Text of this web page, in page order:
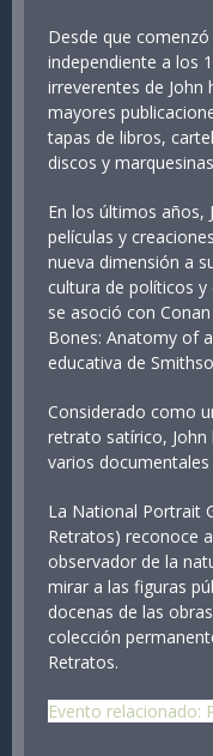
Desde que
independiente a los
irreverentes de John
mayores
tapas de libros,
discos y
En los últimos años,
películas y
nueva dimensión a
cultura de políticos y
se asoció con Conan
Bones: Anatomy of
educativa de
Considerado como
retrato satírico,
varios documentales
La National Portrait
Retratos) reconoce
observador de la
mirar a las figuras
docenas de las
colección
Retratos.
Evento relacionado: